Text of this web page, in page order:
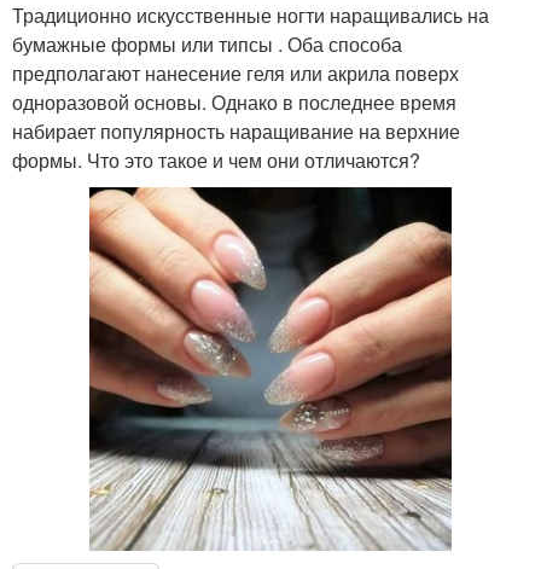
Традиционно искусственные ногти наращивались на
бумажные формы или типсы . Оба способа
предполагают нанесение геля или акрила поверх
одноразовой основы. Однако в последнее время
набирает популярность наращивание на верхние
формы. Что это такое и чем они отличаются?